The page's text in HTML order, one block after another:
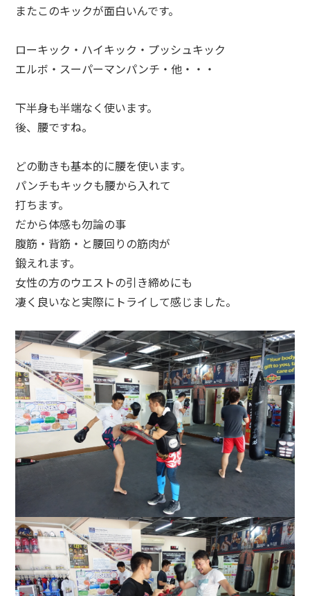
またこのキックが面白いんです。
ローキック・ハイキック・プッシュキック
エルボ・スーパーマンパンチ・他・・・
下半身も半端なく使います。
後、腰ですね。
どの動きも基本的に腰を使います。
パンチもキックも腰から入れて
打ちます。
だから体感も勿論の事
腹筋・背筋・と腰回りの筋肉が
鍛えれます。
女性の方のウエストの引き締めにも
凄く良いなと実際にトライして感じました。